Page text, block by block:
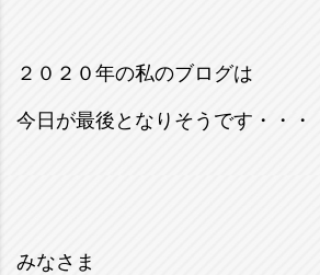
２０２０年の私のブログは
今日が最後となりそうです・・・
みなさま